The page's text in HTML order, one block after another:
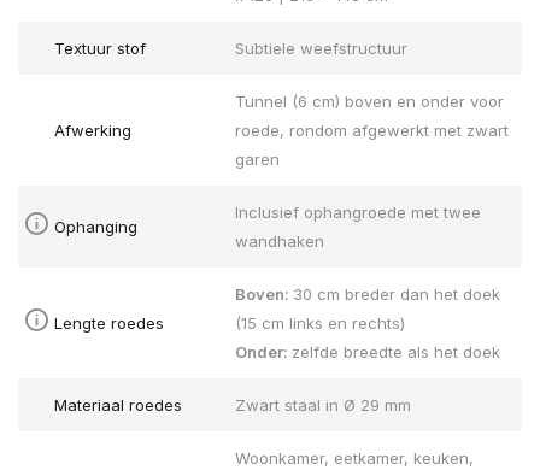
Textuur stof Subtiele weefstructuur
Afwerking
Tunnel (6 cm) boven en onder voor
roede, rondom afgewerkt met zwart
garen
Ophanging
Inclusief ophangroede met twee
wandhaken
Lengte roedes
Boven: 30 cm breder dan het doek
(15 cm links en rechts)
Onder: zelfde breedte als het doek
Materiaal roedes Zwart staal in Ø 29 mm
Woonkamer, eetkamer, keuken,